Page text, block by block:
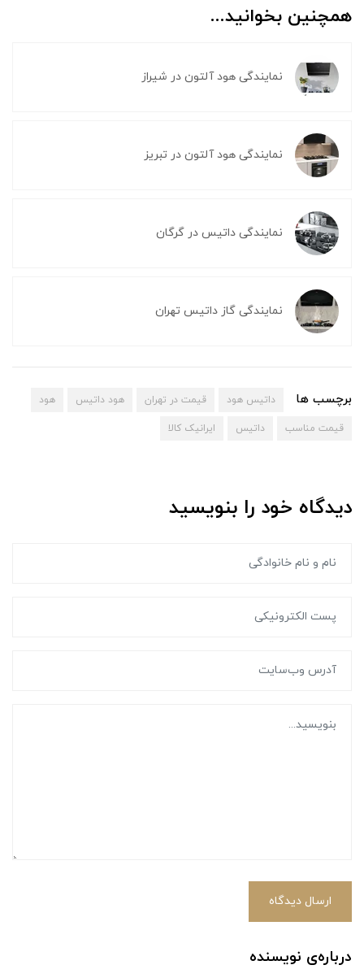
همچنین بخوانید...
نمایندگی هود آلتون در شیراز
نمایندگی هود آلتون در تبریز
نمایندگی داتیس در گرگان
نمایندگی گاز داتیس تهران
برچسب ها داتیس هود قیمت در تهران هود داتیس هود
قیمت مناسب داتیس ایرانیک کالا
دیدگاه خود را بنویسید
ارسال دیدگاه
درباره‌ی نویسنده